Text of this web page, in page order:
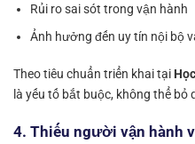
Rủi ro sai sót trong vận hành
Ảnh hưởng đến uy tín nội bộ
Theo tiêu chuẩn triển khai tại
là yếu tố bắt buộc, không thể bỏ
4. Thiếu người vận hành